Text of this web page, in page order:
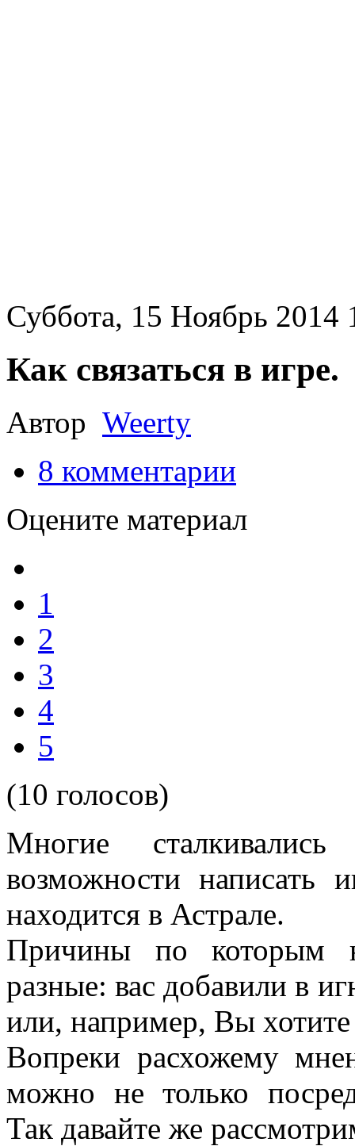
Суббота, 15 Ноябрь 2014
Как связаться в игре.
Автор Weerty
8 комментарии
Оцените материал
1
2
3
4
5
(10 голосов)
Многие
возможности написать
находится в Астрале.
Причины по которым
разные: вас добавили в
или, например, Вы
Вопреки расхожему
можно не только
Так давайте же